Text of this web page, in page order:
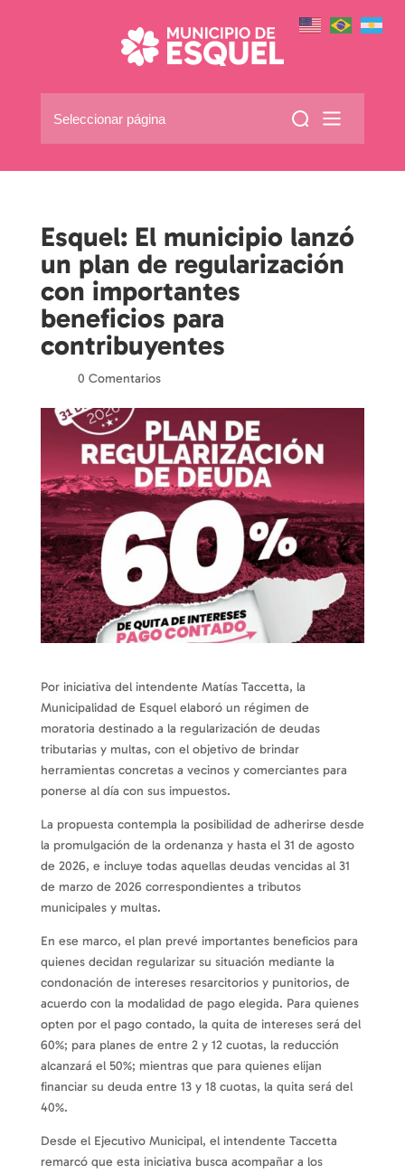
Seleccionar página
Esquel: El municipio lanzó
un plan de regularización
con importantes
beneficios para
contribuyentes
0 Comentarios
Por iniciativa del intendente Matías Taccetta, la
Municipalidad de Esquel elaboró un régimen de
moratoria destinado a la regularización de deudas
tributarias y multas, con el objetivo de brindar
herramientas concretas a vecinos y comerciantes para
ponerse al día con sus impuestos.
La propuesta contempla la posibilidad de adherirse desde
la promulgación de la ordenanza y hasta el 31 de agosto
de 2026, e incluye todas aquellas deudas vencidas al 31
de marzo de 2026 correspondientes a tributos
municipales y multas.
En ese marco, el plan prevé importantes beneficios para
quienes decidan regularizar su situación mediante la
condonación de intereses resarcitorios y punitorios, de
acuerdo con la modalidad de pago elegida. Para quienes
opten por el pago contado, la quita de intereses será del
60%; para planes de entre 2 y 12 cuotas, la reducción
alcanzará el 50%; mientras que para quienes elijan
financiar su deuda entre 13 y 18 cuotas, la quita será del
40%.
Desde el Ejecutivo Municipal, el intendente Taccetta
remarcó que esta iniciativa busca acompañar a los